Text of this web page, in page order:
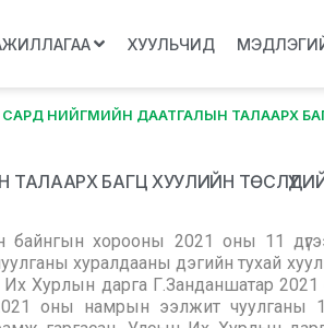
ХУУЛЬЧИД
САРД НИЙГМИЙН ДААТГАЛЫН ТАЛААРХ
ТАЛААРХ БАГЦ ХУУЛИЙН
хорооны 2021 оны 11
хуралдааны дэгийн тухай
Хурлын дарга Г.Занданшатар
оны намрын ээлжит чуулганы